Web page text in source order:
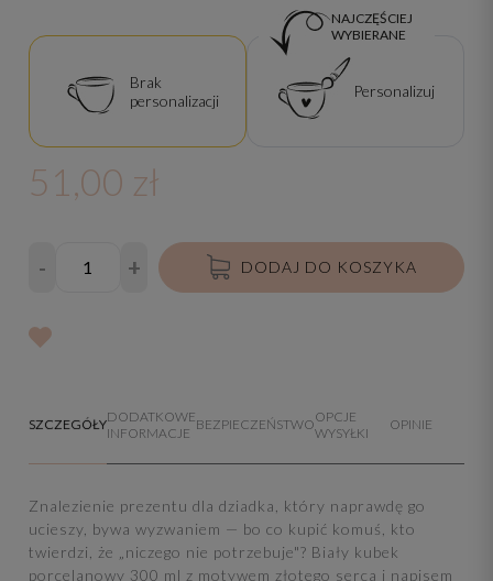
Brak
personalizacji
Personalizuj
NAJCZĘŚCIEJ
WYBIERANE
51,00 zł
- + DODAJ DO KOSZYKA
SZCZEGÓŁYDODATKOWE
INFORMACJE BEZPIECZEŃSTWOOPCJE
WYSYŁKI
OPINIE
Znalezienie prezentu dla dziadka, który naprawdę go
ucieszy, bywa wyzwaniem — bo co kupić komuś, kto
twierdzi, że „niczego nie potrzebuje"? Biały kubek
porcelanowy 300 ml z motywem złotego serca i napisem